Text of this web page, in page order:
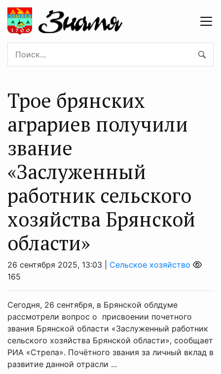
Трое брянских
аграриев получили
звание
«Заслуженный
работник сельского
хозяйства Брянской
области»
26 сентября 2025, 13:03 | Сельское хозяйство
165
Сегодня, 26 сентября, в Брянской облдуме
рассмотрели вопрос о присвоении почетного
звания Брянской области «Заслуженный работник
сельского хозяйства Брянской области», сообщает
РИА «Стрела». Почётного звания за личный вклад в
развитие данной отрасли ...